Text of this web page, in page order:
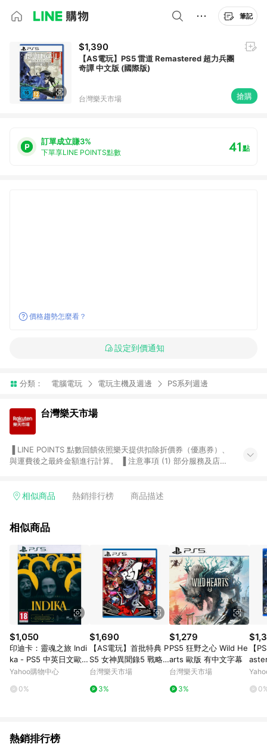
筆記
$1,390
【AS電玩】PS5 雷道 Remastered 超力兵團
奇譚 中文版 (國際版)
台灣樂天市場 搶購
訂單成立賺3%
下單享LINE POINTS點數 41點
價格趨勢怎麼看？
設定到價通知
分類： 電腦電玩 電玩主機及週邊 PS系列週邊
台灣樂天市場
與運費後之最終金額進行計算。 ▐ 注意事項 (1) 部分服務及店家
Smart mobile、神腦生活、JS巨盛、樂天KOBO電子書，請詳閱
台灣樂天市場，並在同一瀏覽器於24小時內結帳，才享有 LINE
市場 45 天內完成訂單出貨及結帳，則不符合贈點資格。 (4) 如
使用APP、或中途瀏覽比價網、回饋網、Google等其他網頁、或
由網頁版(電腦版/手機版網頁)切換為App都將會造成追蹤中斷而
無法進行 LINE POINTS 回饋。 (5) LINE 購物為購物資訊整合性
平台，商品資料更新會有時間差，如顯示之商品規格、顏色、價
位、贈品與台灣樂天市場銷售網頁不符，以銷售網頁標示為準。
(6) 導購訂單已逾 365 天，根據台灣樂天回饋規定，逾期訂單將
不符合回饋資格。 (7) 若上述或其他原因，致使消費者無接收到
點數回饋或點數回饋有爭議，台灣樂天市場保有更改條款與法律
追訴之權利，活動詳情以樂天市場網站公告為準。
相似商品 熱銷排行榜 商品描述
相似商品
$1,050
印迪卡：靈魂之旅 Indi
ka - PS5 中英日文歐版
印蒂卡：非常修女
Yahoo購物中心
0%
$1,690
【AS電玩】首批特典 P
S5 女神異聞錄5 戰略
版 中文版
台灣樂天市場
3%
$1,279
PS5 狂野之心 Wild He
arts 歐版 有中文字幕
台灣樂天市場
3%
【
《
熱銷排行榜